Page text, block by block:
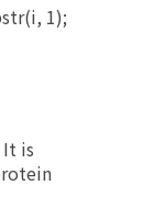
1);
is